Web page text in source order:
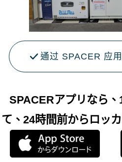
通过 SPACER 应
SPACERアプリなら
て、24時間前からロッ